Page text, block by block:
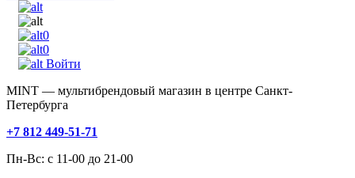
0
0
Войти
MINT — мультибрендовый магазин в центре Санкт-
Петербурга
+7 812 449-51-71
Пн-Вс: с 11-00 до 21-00